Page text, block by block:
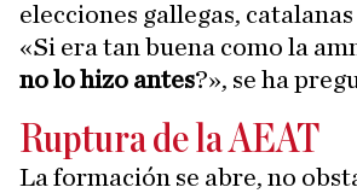
elecciones gallegas,
«Si era tan buena como la
no lo hizo antes?», se ha
Ruptura de la AEAT
La formación se abre, no